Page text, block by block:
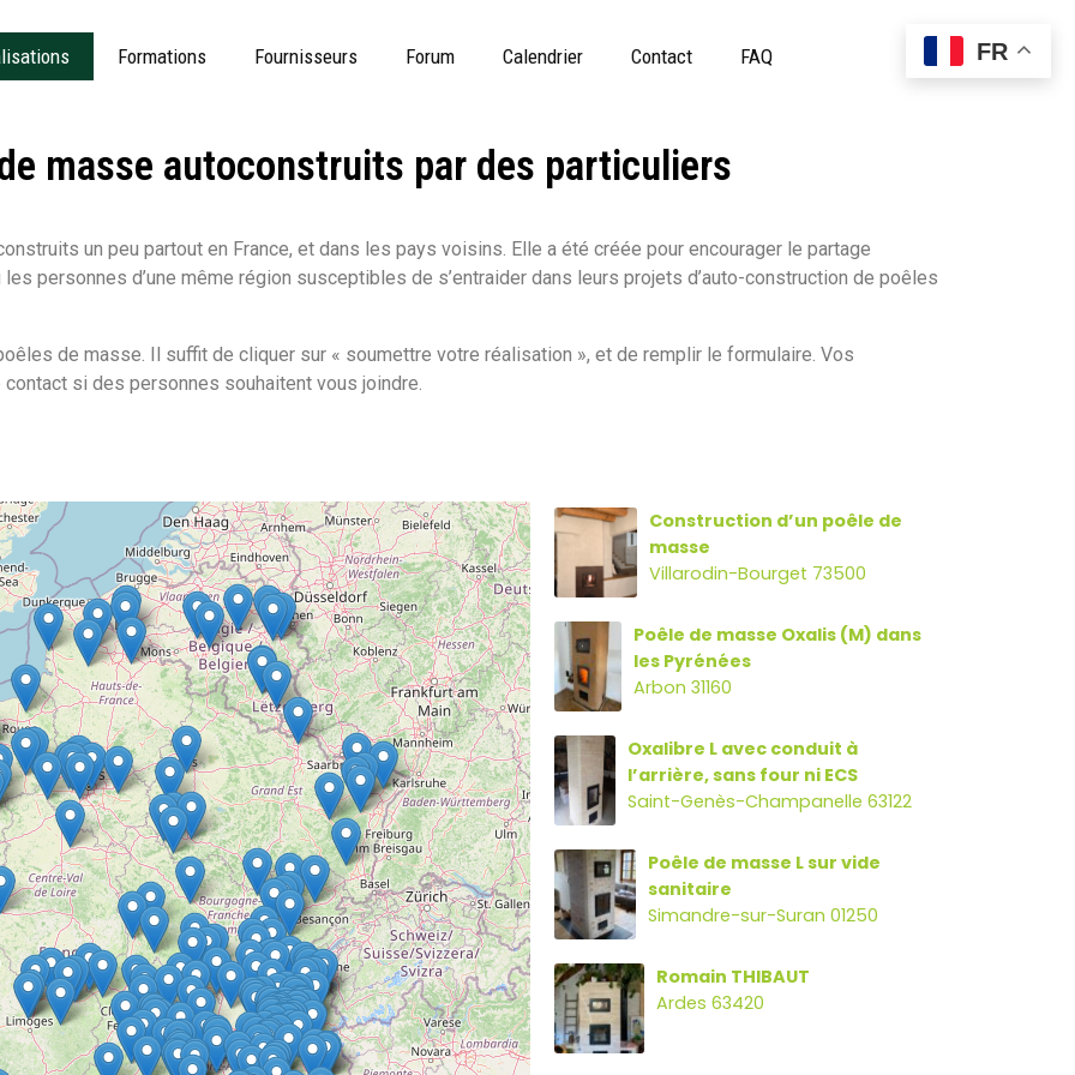
Formations Fournisseurs Forum Calendrier Contact FAQ
masse autoconstruits par des particuliers
un peu partout en France, et dans les pays voisins. Elle a été créée pour encourager le partage
personnes d’une même région susceptibles de s’entraider dans leurs projets d’auto-construction de poêles
de masse. Il suffit de cliquer sur « soumettre votre réalisation », et de remplir le formulaire. Vos
si des personnes souhaitent vous joindre.
Construction d’un poêle de
masse
Villarodin-Bourget 73500
Poêle de masse Oxalis (M) dans
les Pyrénées
Arbon 31160
Oxalibre L avec conduit à
l’arrière, sans four ni ECS
Saint-Genès-Champanelle 63122
Poêle de masse L sur vide
sanitaire
Simandre-sur-Suran 01250
Romain THIBAUT
Ardes 63420
FR